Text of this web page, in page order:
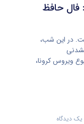
فال حافظ
در این شب،
به‌خاطر شیوع ویروس کرونا،
یک دیدگاه